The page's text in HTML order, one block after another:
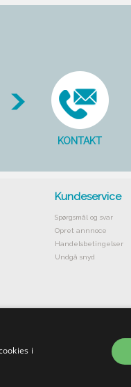
KONTAKT
Kundeservice
Spørgsmål og svar
Opret annnoce
Handelsbetingelser
Undgå snyd
i